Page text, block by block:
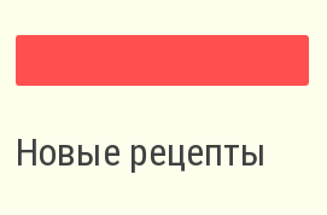
Новые рецепты